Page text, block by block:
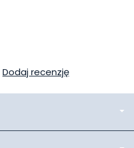
Dodaj recenzję